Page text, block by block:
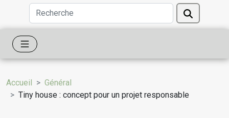
Accueil
Général
Tiny house : concept pour un projet responsable